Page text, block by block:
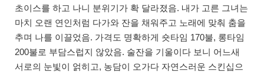
초이스를 하고 나니 분위기가 확 달라졌음. 내가 고른 그녀는
마치 오랜 연인처럼 다가와 잔을 채워주고 노래에 맞춰 춤을
추며 나를 이끌었음. 가격도 명확하게 숏타임 170불, 롱타임
200불로 부담스럽지 않았음. 술잔을 기울이다 보니 어느새
서로의 눈빛이 얽히고, 농담이 오가다 자연스러운 스킨십으